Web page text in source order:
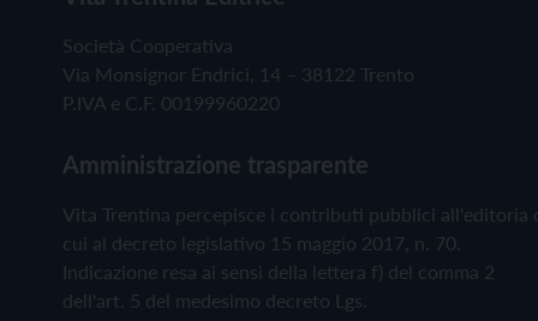
Società Cooperativa
Via Monsignor Endrici, 14 – 38122 Trento
P.IVA e C.F. 00199960220
Amministrazione trasparente
Vita Trentina percepisce i contributi pubblici all'editoria
cui al decreto legislativo 15 maggio 2017, n. 70.
Indicazione resa ai sensi della lettera f) del comma 2
dell'art. 5 del medesimo decreto Lgs.